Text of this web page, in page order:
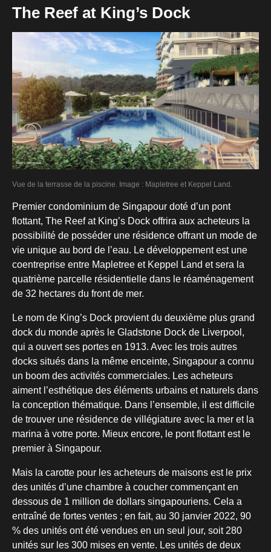
The Reef at King’s Dock
Vue de la terrasse de la piscine. Image : Mapletree et Keppel Land.
Premier condominium de Singapour doté d’un pont
flottant, The Reef at King’s Dock offrira aux acheteurs la
possibilité de posséder une résidence offrant un mode de
vie unique au bord de l’eau. Le développement est une
coentreprise entre Mapletree et Keppel Land et sera la
quatrième parcelle résidentielle dans le réaménagement
de 32 hectares du front de mer.
Le nom de King’s Dock provient du deuxième plus grand
dock du monde après le Gladstone Dock de Liverpool,
qui a ouvert ses portes en 1913. Avec les trois autres
docks situés dans la même enceinte, Singapour a connu
un boom des activités commerciales. Les acheteurs
aiment l’esthétique des éléments urbains et naturels dans
la conception thématique. Dans l’ensemble, il est difficile
de trouver une résidence de villégiature avec la mer et la
marina à votre porte. Mieux encore, le pont flottant est le
premier à Singapour.
Mais la carotte pour les acheteurs de maisons est le prix
des unités d’une chambre à coucher commençant en
dessous de 1 million de dollars singapouriens. Cela a
entraîné de fortes ventes ; en fait, au 30 janvier 2022, 90
% des unités ont été vendues en un seul jour, soit 280
unités sur les 300 mises en vente. Les unités de deux